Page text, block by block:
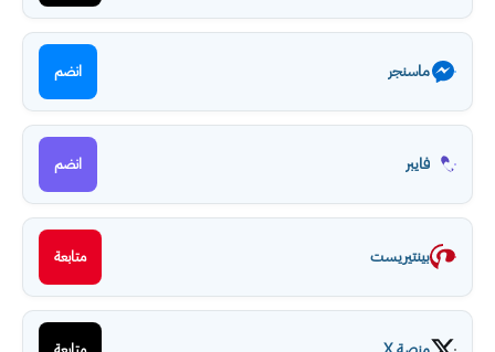
ماسنجر انضم
فايبر انضم
بينتيريست متابعة